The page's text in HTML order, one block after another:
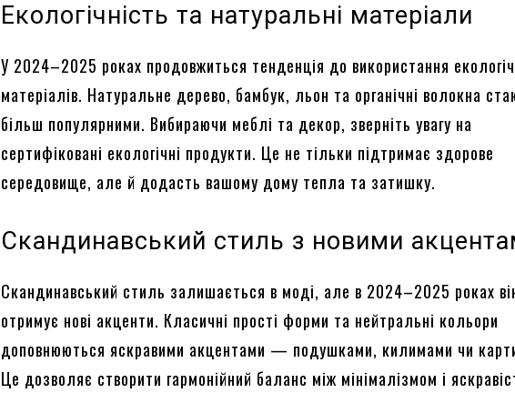
Екологічність та натуральні матеріали
У 2024–2025 роках продовжиться тенденція до використання
матеріалів. Натуральне дерево, бамбук, льон та органічні волокна
більш популярними. Вибираючи меблі та декор, зверніть увагу на
сертифіковані екологічні продукти. Це не тільки підтримає здорове
середовище, але й додасть вашому дому тепла та затишку.
Скандинавський стиль з новими
Скандинавський стиль залишається в моді, але в 2024–2025 роках
отримує нові акценти. Класичні прості форми та нейтральні кольори
доповнюються яскравими акцентами — подушками, килимами чи
Це дозволяє створити гармонійний баланс між мінімалізмом і